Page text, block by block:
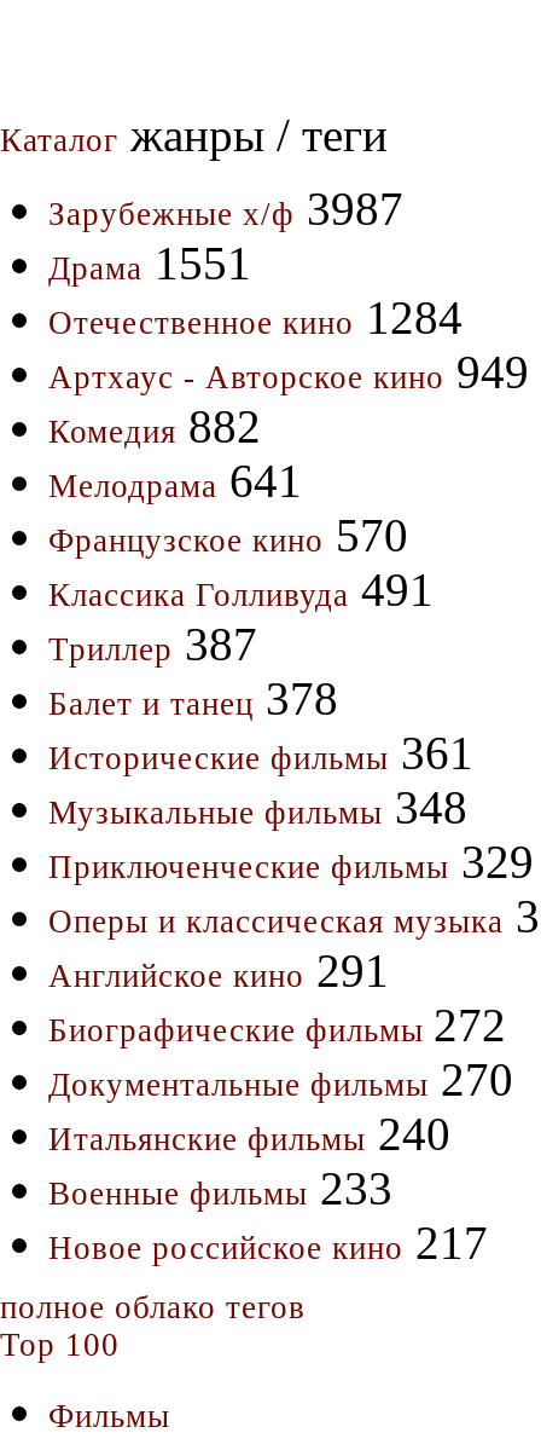
Каталог жанры / теги
Зарубежные х/ф 3987
Драма 1551
Отечественное кино 1284
Артхаус - Авторское кино 949
Комедия 882
Мелодрама 641
Французское кино 570
Классика Голливуда 491
Триллер 387
Балет и танец 378
Исторические фильмы 361
Музыкальные фильмы 348
Приключенческие фильмы 329
Оперы и классическая музыка
Английское кино 291
Биографические фильмы 272
Документальные фильмы 270
Итальянские фильмы 240
Военные фильмы 233
Новое российское кино 217
полное облако тегов
Top 100
Фильмы